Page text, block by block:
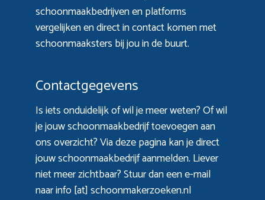
schoonmaakbedrijven en platforms
vergelijken en direct in contact komen met
schoonmaaksters bij jou in de buurt.
Contactgegevens
Is iets onduidelijk of wil je meer weten? Of wil
je jouw schoonmaakbedrijf toevoegen aan
ons overzicht? Viadeze paginakan je direct
jouw schoonmaakbedrijf aanmelden. Liever
niet meer zichtbaar? Stuur dan een e-mail
naar info [at] schoonmakerzoeken.nl